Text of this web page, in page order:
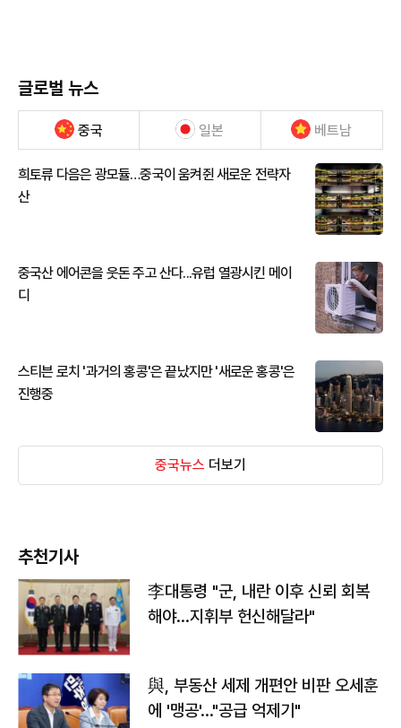
글로벌 뉴스
중국 일본 베트남
희토류 다음은 광모듈…중국이 움켜쥔 새로운 전략자
산
중국산 에어콘을 웃돈 주고 산다...유럽 열광시킨 메이
디
스티븐 로치 '과거의 홍콩'은 끝났지만 '새로운 홍콩'은
진행중
중국뉴스 더보기
추천기사
李대통령 "군, 내란 이후 신뢰 회복
해야…지휘부 헌신해달라"
與, 부동산 세제 개편안 비판 오세훈
에 '맹공'…"공급 억제기"